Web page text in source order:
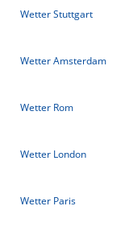
Wetter Stuttgart
Wetter Amsterdam
Wetter Rom
Wetter London
Wetter Paris